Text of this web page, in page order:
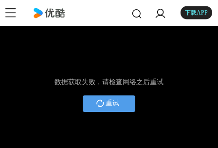
下载APP
数据获取失败，请检查网络之后重试
重试